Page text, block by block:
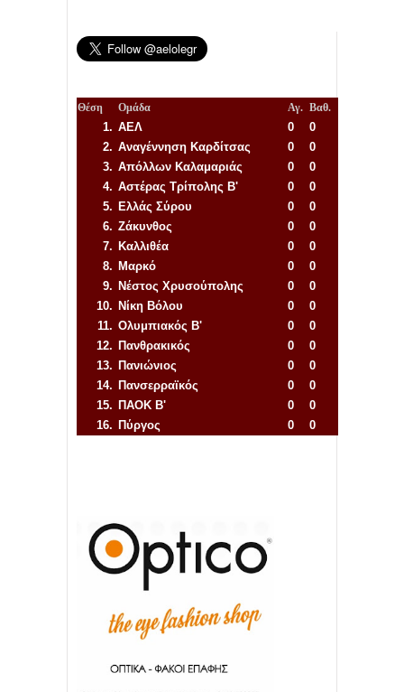
Θέση Ομάδα Αγ. Βαθ.
1. ΑΕΛ 0
0
2. Αναγέννηση Καρδίτσας 0
0
3. Απόλλων Καλαμαριάς 0
0
4. Αστέρας Τρίπολης Β' 0
0
5. Ελλάς Σύρου 0
0
6. Ζάκυνθος 0
0
7. Καλλιθέα 0
0
8. Μαρκό 0
0
9. Νέστος Χρυσούπολης 0
0
10. Νίκη Βόλου 0
0
11. Ολυμπιακός Β' 0
0
12. Πανθρακικός 0
0
13. Πανιώνιος 0
0
14. Πανσερραϊκός 0
0
15. ΠΑΟΚ Β' 0
0
16. Πύργος 0
0